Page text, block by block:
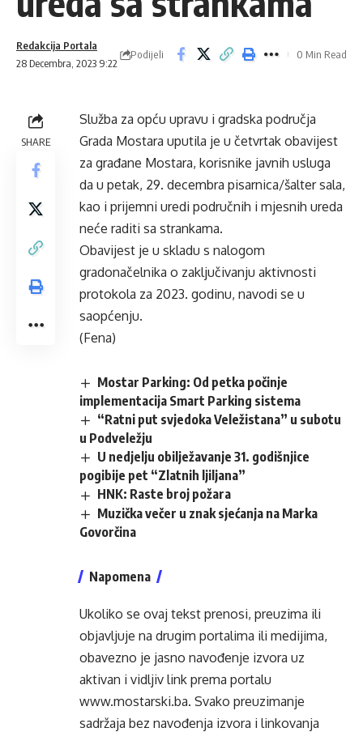
28 Decembra, 2023 9:22
Redakcija Portala
Podijeli 0 Min Read
SHARE
Služba za opću upravu i gradska područja
Grada Mostara uputila je u četvrtak obavijest
za građane Mostara, korisnike javnih usluga
da u petak, 29. decembra pisarnica/šalter sala,
kao i prijemni uredi područnih i mjesnih ureda
neće raditi sa strankama.
Obavijest je u skladu s nalogom
gradonačelnika o zaključivanju aktivnosti
protokola za 2023. godinu, navodi se u
saopćenju.
(Fena)
Mostar Parking: Od petka počinje
implementacija Smart Parking sistema
“Ratni put svjedoka Veležistana” u subotu
u Podveležju
U nedjelju obilježavanje 31. godišnjice
pogibije pet “Zlatnih ljiljana”
HNK: Raste broj požara
Muzička večer u znak sjećanja na Marka
Govorčina
Napomena
Ukoliko se ovaj tekst prenosi, preuzima ili
objavljuje na drugim portalima ili medijima,
obavezno je jasno navođenje izvora uz
aktivan i vidljiv link prema portalu
www.mostarski.ba. Svako preuzimanje
sadržaja bez navođenja izvora i linkovanja